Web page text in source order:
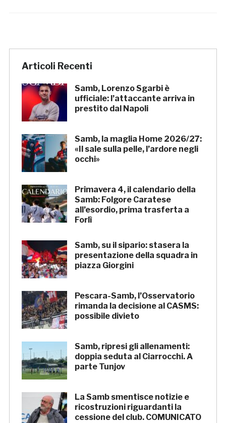
Articoli Recenti
Samb, Lorenzo Sgarbi è
ufficiale: l’attaccante arriva in
prestito dal Napoli
Samb, la maglia Home 2026/27:
«Il sale sulla pelle, l’ardore negli
occhi»
Primavera 4, il calendario della
Samb: Folgore Caratese
all’esordio, prima trasferta a
Forlì
Samb, su il sipario: stasera la
presentazione della squadra in
piazza Giorgini
Pescara-Samb, l’Osservatorio
rimanda la decisione al CASMS:
possibile divieto
Samb, ripresi gli allenamenti:
doppia seduta al Ciarrocchi. A
parte Tunjov
La Samb smentisce notizie e
ricostruzioni riguardanti la
cessione del club. COMUNICATO